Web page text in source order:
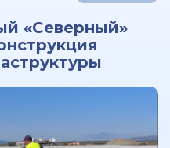
«Северный»